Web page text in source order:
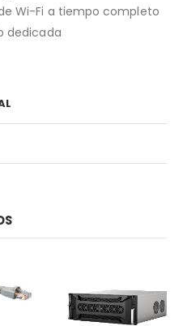
Wi-Fi a tiempo completo
dedicada